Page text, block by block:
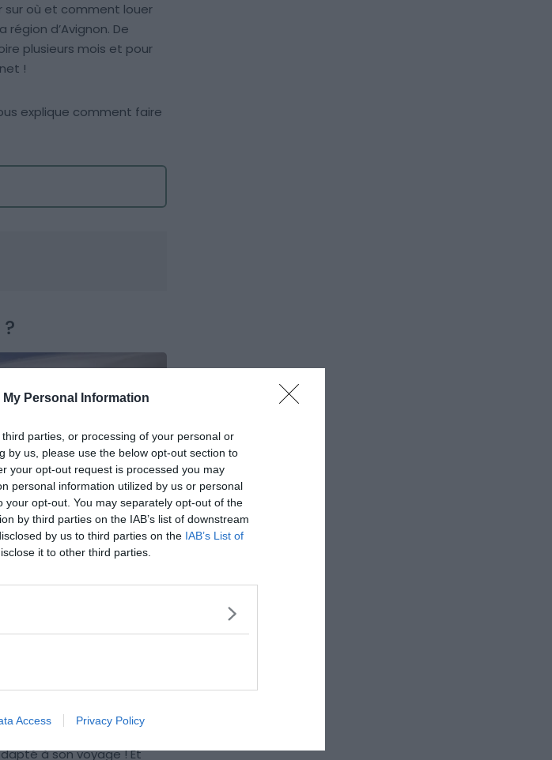
My Personal Information
parties, or processing of your personal or
by us, please use the below opt-out section to
your opt-out request is processed you may
personal information utilized by us or personal
opt-out. You may separately opt-out of the
by third parties on the IAB’s list of downstream
by us to third parties on the IAB’s List of
it to other third parties.
Access Privacy Policy
sur où et comment louer
d’Avignon. De
plusieurs mois et pour
!
explique comment faire
à son voyage ! Et